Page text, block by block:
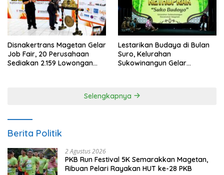
Disnakertrans Magetan Gelar
Job Fair, 20 Perusahaan
Sediakan 2.159 Lowongan
Lestarikan Budaya di Bulan
Suro, Kelurahan
Sukowinangun Gelar
Selengkapnya
Berita Politik
2 Agustus 2026
PKB Run Festival 5K Semarakkan Magetan,
Ribuan Pelari Rayakan HUT ke-28 PKB